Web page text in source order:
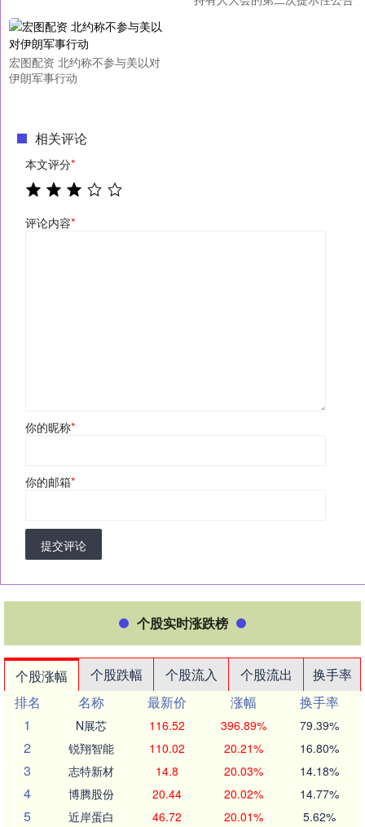
宏图配资 北约称不参与美以对
伊朗军事行动
相关评论
本文评分*
评论内容*
你的昵称*
你的邮箱*
提交评论
个股实时涨跌榜
个股涨幅 个股跌幅 个股流入 个股流出
换手率
排名
名称 最新价 涨幅
换手率
1
N展芯 116.52 396.89% 79.39%
2 锐翔智能 110.02 20.21% 16.80%
3 志特新材 14.8 20.03% 14.18%
4 博腾股份 20.44 20.02% 14.77%
5 近岸蛋白 46.72 20.01% 5.62%